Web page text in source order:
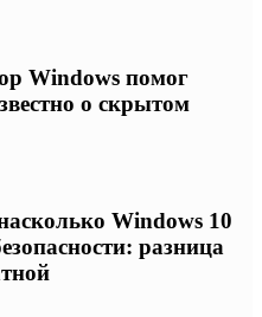
Windows помог
о скрытом
Windows 10
разница